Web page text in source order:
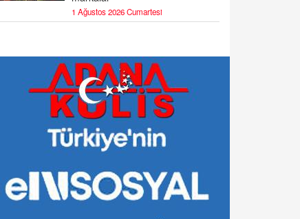
1 Ağustos 2026 Cumartesi